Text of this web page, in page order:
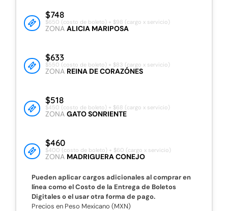
Vende tus boletos con Fan to Fan
$748
$650 (costo de boleto) + $98 (cargo x servicio)
ZONA ALICIA MARIPOSA
$633
$550 (costo de boleto) + $83 (cargo x servicio)
ZONA REINA DE CORAZÓNES
$518
$450 (costo de boleto) + $68 (cargo x servicio)
ZONA GATO SONRIENTE
$460
$400 (costo de boleto) + $60 (cargo x servicio)
ZONA MADRIGUERA CONEJO
Pueden aplicar cargos adicionales al comprar en
línea como el Costo de la Entrega de Boletos
Digitales o el usar otra forma de pago.
Precios en Peso Mexicano (MXN)